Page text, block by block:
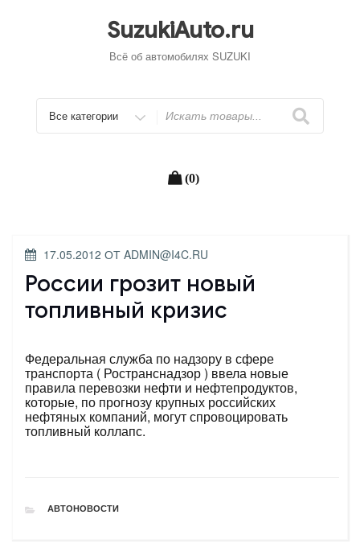
SuzukiAuto.ru
Всё об автомобилях SUZUKI
Искать
(0)
ОПУБЛИКОВАНО
17.05.2012 ОТ ADMIN@I4C.RU
России грозит новый
топливный кризис
Федеральная служба по надзору в сфере
транспорта ( Ространснадзор ) ввела новые
правила перевозки нефти и нефтепродуктов,
которые, по прогнозу крупных российских
нефтяных компаний, могут спровоцировать
топливный коллапс.
РУБРИКИ
АВТОНОВОСТИ